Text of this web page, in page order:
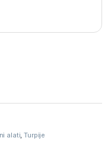
alati,Turpije